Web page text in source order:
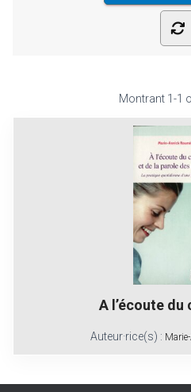
Montrant 1-1
A l’écoute du
Auteur·rice(s) :